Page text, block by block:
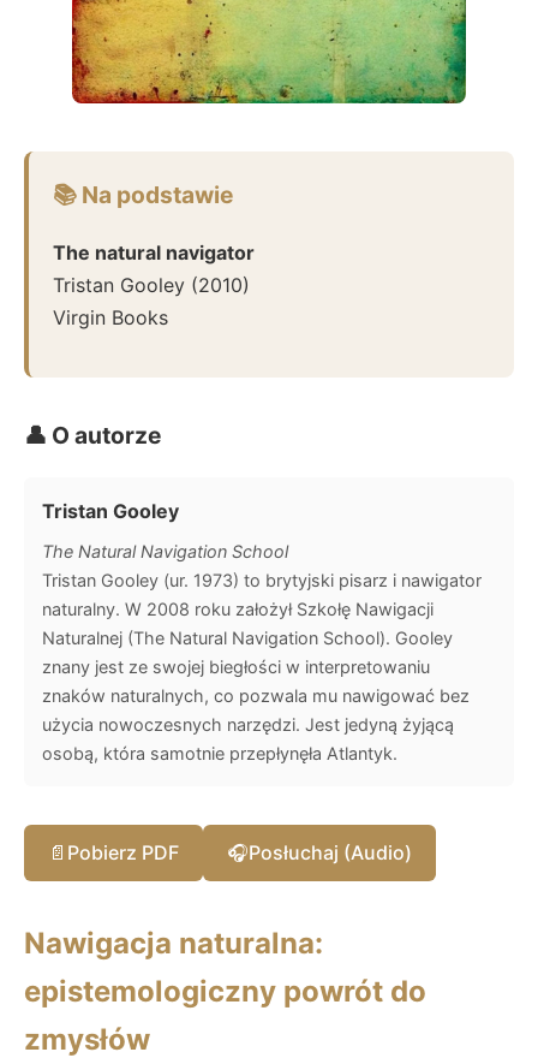
📚 Na podstawie
The natural navigator
Tristan Gooley (2010)
Virgin Books
👤 O autorze
Tristan Gooley
The Natural Navigation School
Tristan Gooley (ur. 1973) to brytyjski pisarz i nawigator
naturalny. W 2008 roku założył Szkołę Nawigacji
Naturalnej (The Natural Navigation School). Gooley
znany jest ze swojej biegłości w interpretowaniu
znaków naturalnych, co pozwala mu nawigować bez
użycia nowoczesnych narzędzi. Jest jedyną żyjącą
osobą, która samotnie przepłynęła Atlantyk.
📄 Pobierz PDF 🎧Posłuchaj (Audio)
Nawigacja naturalna:
epistemologiczny powrót do
zmysłów